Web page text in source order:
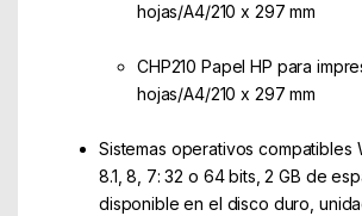
hojas/A4/210 x 297 mm
CHP210 Papel HP para
hojas/A4/210 x 297 mm
Sistemas operativos compatibles
8.1, 8, 7: 32 o 64 bits, 2 GB de
disponible en el disco duro,